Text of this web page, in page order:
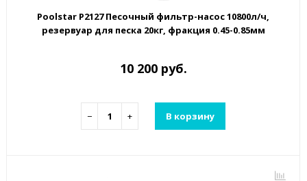
Poolstar P2127 Песочный фильтр-насос 10800л/ч,
резервуар для песка 20кг, фракция 0.45-0.85мм
10 200 руб.
− + В корзину